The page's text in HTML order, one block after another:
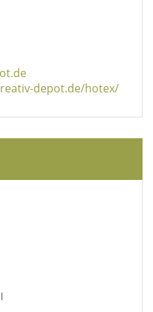
depot.de/hotex/